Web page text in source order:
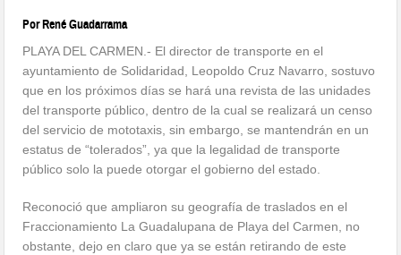
Por René Guadarrama
PLAYA DEL CARMEN.- El director de transporte en el
ayuntamiento de Solidaridad, Leopoldo Cruz Navarro, sostuvo
que en los próximos días se hará una revista de las unidades
del transporte público, dentro de la cual se realizará un censo
del servicio de mototaxis, sin embargo, se mantendrán en un
estatus de “tolerados”, ya que la legalidad de transporte
público solo la puede otorgar el gobierno del estado.
Reconoció que ampliaron su geografía de traslados en el
Fraccionamiento La Guadalupana de Playa del Carmen, no
obstante, dejo en claro que ya se están retirando de este